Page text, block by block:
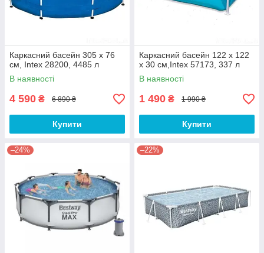
Каркасний басейн 305 x 76
см, Intex 28200, 4485 л
В наявності
4 590 ₴ 6 890 ₴
Купити
Каркасний басейн 122 х 122
х 30 см,Intex 57173, 337 л
В наявності
1 490 ₴ 1 990 ₴
Купити
–24% –22%